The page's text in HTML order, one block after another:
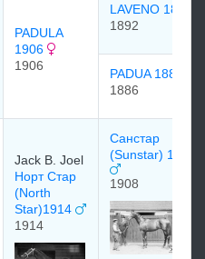
PADULA
1906
1906
LAVENO 1892
1892
PADUA 1886
1886
Jack B. Joel
Норт Стар
(North
Star)1914
1914
Санстар
(Sunstar) 1908
1908